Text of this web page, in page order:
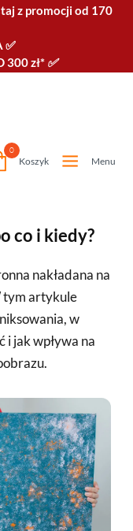
z promocji od 170
✅
300 zł* ✅
Koszyk
0
Menu
co i kiedy?
nakładana na
tym artykule
w
i jak wpływa na